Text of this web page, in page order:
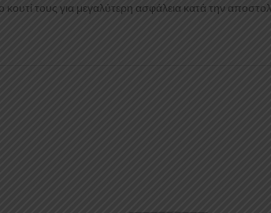
τους για μεγαλύτερη ασφάλεια κατά την